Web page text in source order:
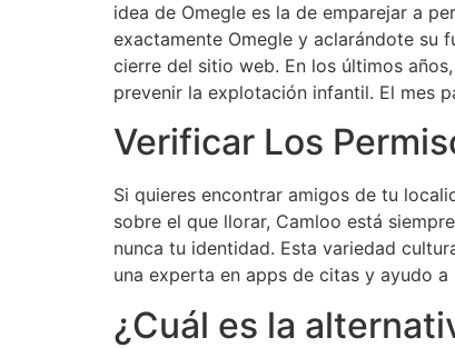
idea de Omegle es la de emparejar a
exactamente Omegle y aclarándote su
cierre del sitio web. En los últimos
prevenir la explotación infantil. El mes
Verificar Los
Si quieres encontrar amigos de tu
sobre el que llorar, Camloo está
nunca tu identidad. Esta variedad
una experta en apps de citas y ayudo
¿Cuál es la